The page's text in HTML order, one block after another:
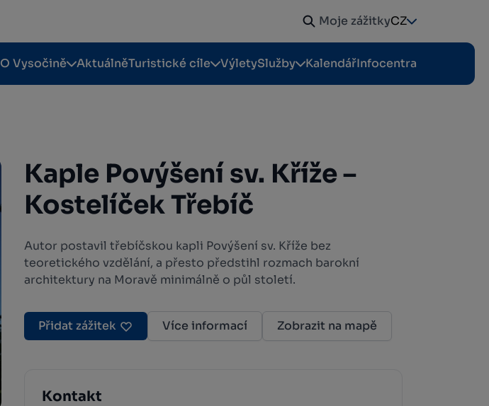
Moje zážitkyCZ
O Vysočině AktuálněTuristické cíle VýletySlužby KalendářInfocentra
Kaple Povýšení sv. Kříže –
Kostelíček Třebíč
Autor postavil třebíčskou kapli Povýšení sv. Kříže bez
teoretického vzdělání, a přesto předstihl rozmach barokní
architektury na Moravě minimálně o půl století.
Přidat zážitek Více informací Zobrazit na mapě
Kontakt